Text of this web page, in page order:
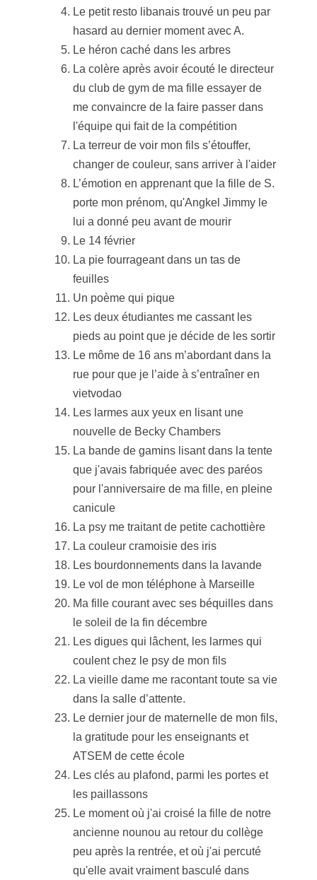
Le petit resto libanais trouvé un peu par
hasard au dernier moment avec A.
Le héron caché dans les arbres
La colère après avoir écouté le directeur
du club de gym de ma fille essayer de
me convaincre de la faire passer dans
l'équipe qui fait de la compétition
La terreur de voir mon fils s’étouffer,
changer de couleur, sans arriver à l'aider
L’émotion en apprenant que la fille de S.
porte mon prénom, qu'Angkel Jimmy le
lui a donné peu avant de mourir
Le 14 février
La pie fourrageant dans un tas de
feuilles
Un poème qui pique
Les deux étudiantes me cassant les
pieds au point que je décide de les sortir
Le môme de 16 ans m’abordant dans la
rue pour que je l’aide à s’entraîner en
vietvodao
Les larmes aux yeux en lisant une
nouvelle de Becky Chambers
La bande de gamins lisant dans la tente
que j'avais fabriquée avec des paréos
pour l'anniversaire de ma fille, en pleine
canicule
La psy me traitant de petite cachottière
La couleur cramoisie des iris
Les bourdonnements dans la lavande
Le vol de mon téléphone à Marseille
Ma fille courant avec ses béquilles dans
le soleil de la fin décembre
Les digues qui lâchent, les larmes qui
coulent chez le psy de mon fils
La vieille dame me racontant toute sa vie
dans la salle d’attente.
Le dernier jour de maternelle de mon fils,
la gratitude pour les enseignants et
ATSEM de cette école
Les clés au plafond, parmi les portes et
les paillassons
Le moment où j'ai croisé la fille de notre
ancienne nounou au retour du collège
peu après la rentrée, et où j'ai percuté
qu'elle avait vraiment basculé dans